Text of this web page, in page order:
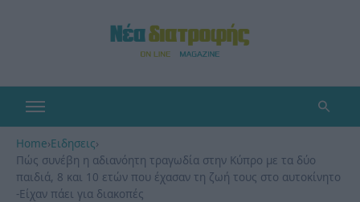
Home›Ειδησεις›
Πώς συνέβη η αδιανόητη τραγωδία στην Κύπρο με τα δύο
παιδιά, 8 και 10 ετών που έχασαν τη ζωή τους στο αυτοκίνητο
-Είχαν πάει για διακοπές